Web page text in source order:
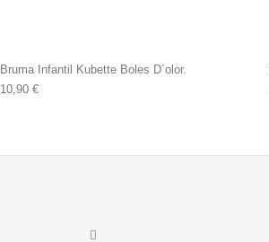
Bruma Infantil Kubette Boles D´olor.
10,90 €